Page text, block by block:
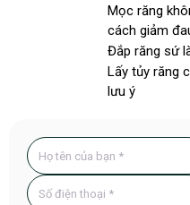
Mọc răng
cách giảm
Đắp răng sứ
Lấy tủy răng
lưu ý